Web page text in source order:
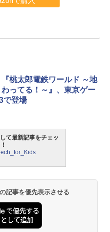
桃太郎電鉄ワールド ～地
ってる！～』、東京ゲー
で登場
て最新記事をチェッ
記事を優先表示させる